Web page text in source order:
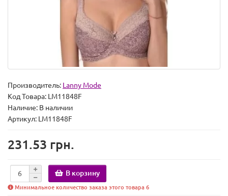
Производитель: Lanny Mode
Код Товара: LM11848F
Наличие: В наличии
Артикул: LM11848F
231.53 грн.
В корзину
Минимальное количество заказа этого товара 6